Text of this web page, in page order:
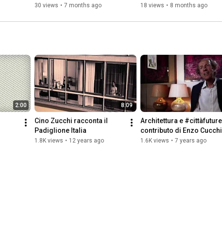
30 views • 7 months ago 18 views • 8 months ago
2:00 8:09
Cino Zucchi racconta il
Padiglione Italia
1.8K views • 12 years ago
Architettura e
contributo di Enzo Cucchi
1.6K views • 7 years ago